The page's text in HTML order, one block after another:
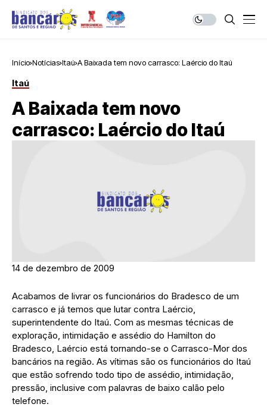
Início Notícias Itaú A Baixada tem novo carrasco: Laércio do Itaú
Itaú
A Baixada tem novo
carrasco: Laércio do Itaú
14 de dezembro de 2009
Acabamos de livrar os funcionários do Bradesco de um
carrasco e já temos que lutar contra Laércio,
superintendente do Itaú. Com as mesmas técnicas de
exploração, intimidação e assédio do Hamilton do
Bradesco, Laércio está tornando-se o Carrasco-Mor dos
bancários na região. As vítimas são os funcionários do Itaú
que estão sofrendo todo tipo de assédio, intimidação,
pressão, inclusive com palavras de baixo calão pelo
telefone.